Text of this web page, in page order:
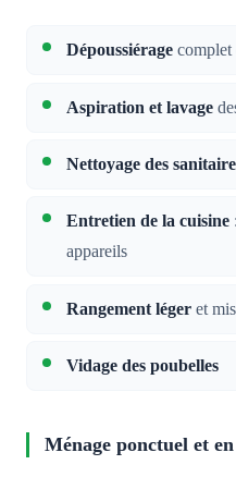
Dépoussiérage complet
Aspiration et lavage
Nettoyage des
Entretien de la cuisine
appareils
Rangement léger et
Vidage des poubelles
Ménage ponctuel et